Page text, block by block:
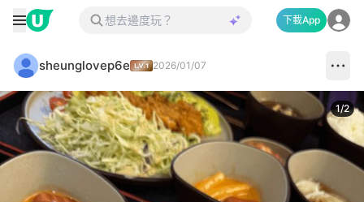
下載App
sheunglovep6e 2026/01/07
1/2